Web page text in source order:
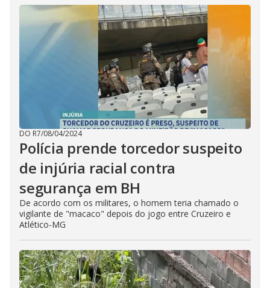
DO R7/08/04/2024
Polícia prende torcedor suspeito
de injúria racial contra
segurança em BH
De acordo com os militares, o homem teria chamado o
vigilante de "macaco" depois do jogo entre Cruzeiro e
Atlético-MG